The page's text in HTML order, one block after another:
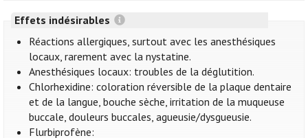
Effets indésirables
Réactions allergiques, surtout avec les anesthésiques
locaux, rarement avec la nystatine.
Anesthésiques locaux: troubles de la déglutition.
Chlorhexidine: coloration réversible de la plaque dentaire
et de la langue, bouche sèche, irritation de la muqueuse
buccale, douleurs buccales, agueusie/dysgueusie.
Flurbiprofène: